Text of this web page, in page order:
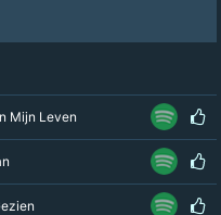
Mijn Leven